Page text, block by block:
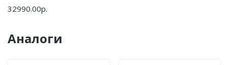
32990.00р.
Аналоги